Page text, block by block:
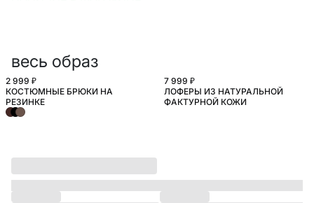
весь образ
БОЛЬШИЕ РАЗМЕРЫ
2 999 ₽
КОСТЮМНЫЕ БРЮКИ НА
РЕЗИНКЕ
7 999 ₽
ЛОФЕРЫ ИЗ НАТУРАЛЬНОЙ
ФАКТУРНОЙ КОЖИ